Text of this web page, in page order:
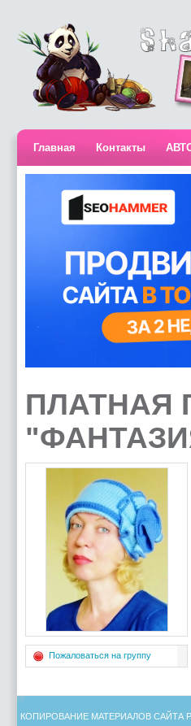
Главная Контакты
ПЛАТНАЯ
Пожаловаться на группу
КОПИРОВАНИЕ МАТЕРИАЛОВ САЙТА